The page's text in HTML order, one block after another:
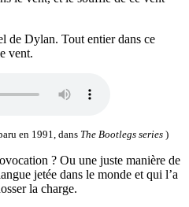
de Dylan. Tout entier dans ce
vent.
en 1991, dans The Bootlegs series )
? Ou une juste manière de
jetée dans le monde et qui l’a
la charge.